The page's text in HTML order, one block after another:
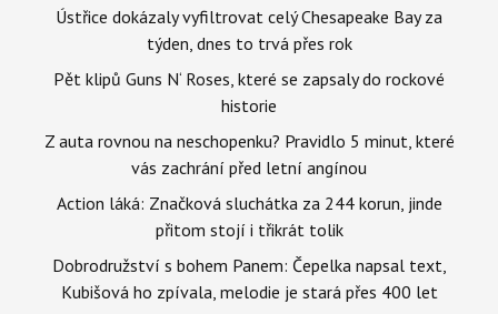
Ústřice dokázaly vyfiltrovat celý Chesapeake Bay za
týden, dnes to trvá přes rok
Pět klipů Guns N‘ Roses, které se zapsaly do rockové
historie
Z auta rovnou na neschopenku? Pravidlo 5 minut, které
vás zachrání před letní angínou
Action láká: Značková sluchátka za 244 korun, jinde
přitom stojí i třikrát tolik
Dobrodružství s bohem Panem: Čepelka napsal text,
Kubišová ho zpívala, melodie je stará přes 400 let